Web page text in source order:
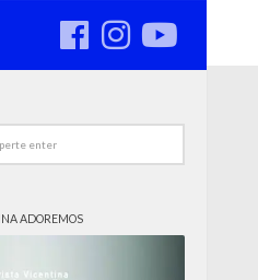
ADOREMOS